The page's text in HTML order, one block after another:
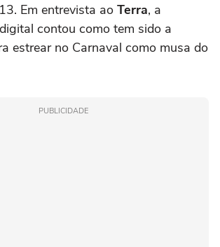
Em entrevista ao Terra, a
contou como tem sido a
estrear no Carnaval como musa do
PUBLICIDADE